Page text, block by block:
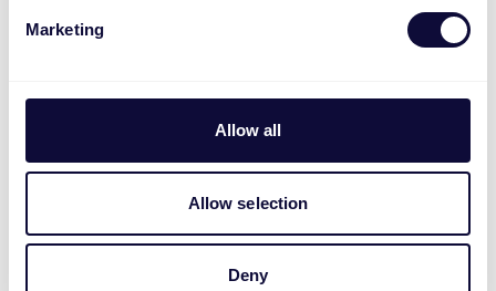
Marketing
Allow all
Allow selection
Deny